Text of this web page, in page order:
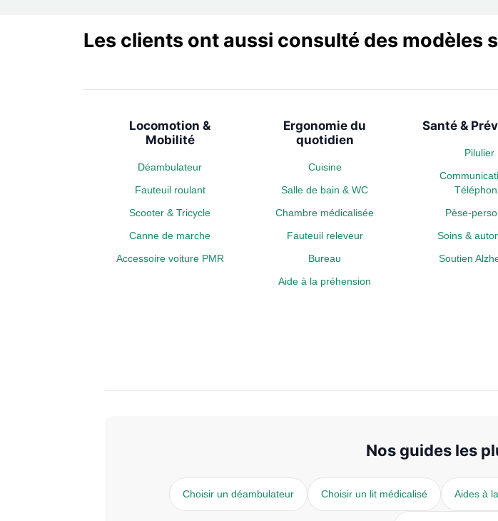
Les clients ont aussi consulté des modèles
Locomotion &
Mobilité
Déambulateur
Fauteuil roulant
Scooter & Tricycle
Canne de marche
Accessoire voiture PMR
Ergonomie du
quotidien
Cuisine
Salle de bain & WC
Chambre médicalisée
Fauteuil releveur
Bureau
Aide à la préhension
Santé &
Pilulier
Pèse-
Soins &
Soutien
Nos guides les
Choisir un déambulateur Choisir un lit médicalisé Aides à